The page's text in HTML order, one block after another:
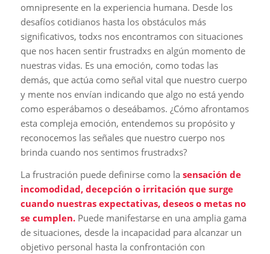
omnipresente en la experiencia humana. Desde los
desafíos cotidianos hasta los obstáculos más
significativos, todxs nos encontramos con situaciones
que nos hacen sentir frustradxs en algún momento de
nuestras vidas. Es una emoción, como todas las
demás, que actúa como señal vital que nuestro cuerpo
y mente nos envían indicando que algo no está yendo
como esperábamos o deseábamos. ¿Cómo afrontamos
esta compleja emoción, entendemos su propósito y
reconocemos las señales que nuestro cuerpo nos
brinda cuando nos sentimos frustradxs?
La frustración puede definirse como la sensación de
incomodidad, decepción o irritación que surge
cuando nuestras expectativas, deseos o metas no
se cumplen.Puede manifestarse en una amplia gama
de situaciones, desde la incapacidad para alcanzar un
objetivo personal hasta la confrontación con